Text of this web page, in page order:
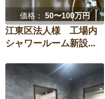
価格： 50〜100万円
江東区法人様 工場内
シャワールーム新設...